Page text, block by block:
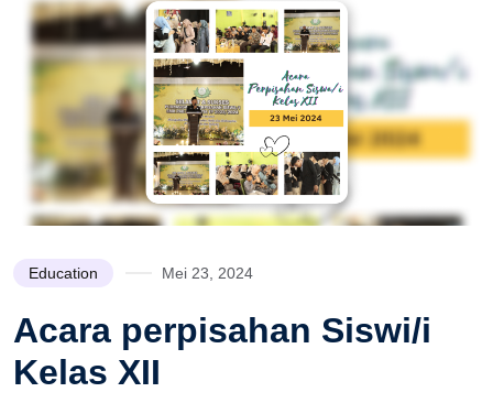
Education Mei 23, 2024
Acara perpisahan Siswi/i
Kelas XII